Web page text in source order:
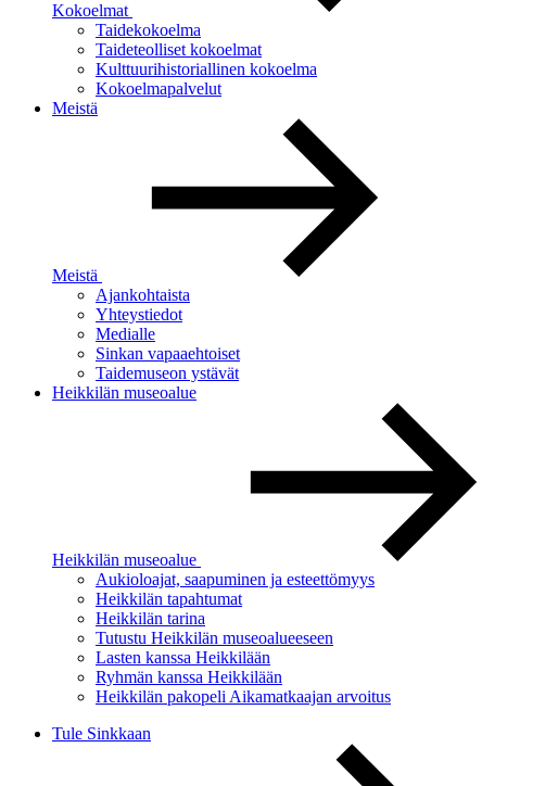
Kokoelmat
Taidekokoelma
Taideteolliset kokoelmat
Kulttuurihistoriallinen kokoelma
Kokoelmapalvelut
Meistä
Meistä
Ajankohtaista
Yhteystiedot
Medialle
Sinkan vapaaehtoiset
Taidemuseon ystävät
Heikkilän museoalue
Heikkilän museoalue
Aukioloajat, saapuminen ja esteettömyys
Heikkilän tapahtumat
Heikkilän tarina
Tutustu Heikkilän museoalueeseen
Lasten kanssa Heikkilään
Ryhmän kanssa Heikkilään
Heikkilän pakopeli Aikamatkaajan arvoitus
Tule Sinkkaan